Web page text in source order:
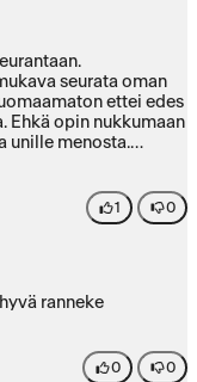
seurata oman
ettei edes
Ehkä opin nukkumaan
unille menosta.
1 0
ranneke
0 0